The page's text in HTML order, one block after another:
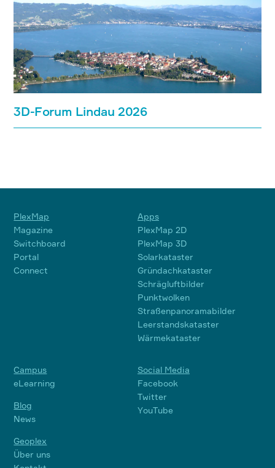
3D-Forum Lindau 2026
PlexMap
Magazine
Switchboard
Portal
Connect
Apps
PlexMap 2D
PlexMap 3D
Solarkataster
Gründachkataster
Schrägluftbilder
Punktwolken
Straßenpanoramabilder
Leerstandskataster
Wärmekataster
Campus
eLearning
Blog
News
Geoplex
Über uns
Social Media
Facebook
Twitter
YouTube